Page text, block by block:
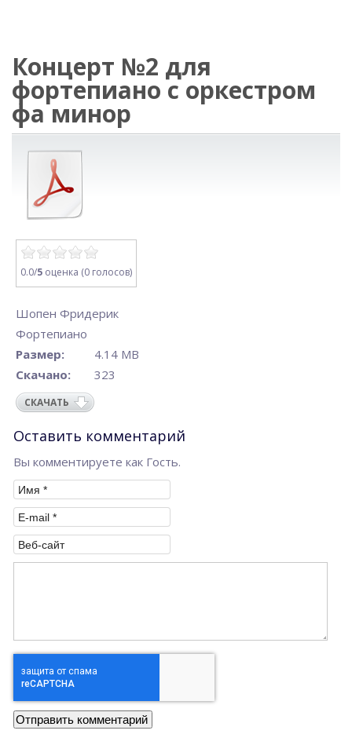
Концерт №2 для
фортепиано с оркестром
фа минор
0.0/5 оценка (0 голосов)
Шопен Фридерик
Фортепиано
Размер:
4.14 MB
Скачано:
323
СКАЧАТЬ
Оставить комментарий
Вы комментируете как Гость.